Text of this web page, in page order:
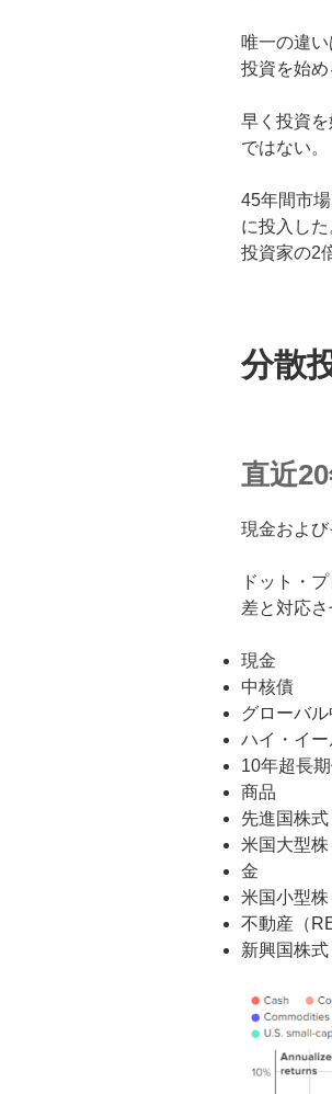
唯一の違
投資を始め
早く投資
ではない。
45年間市
に投入し
投資家の2
分散
直近
現金およ
ドット・
差と対応さ
現金
中核債
グローバ
ハイ・イ
10年超長
商品
先進国株式
米国大型株
金
米国小型株
不動産（
新興国株式